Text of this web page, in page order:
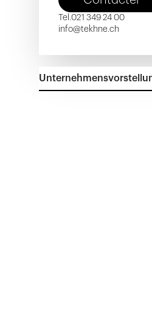
Tel.021 349 24 00
info@tekhne.ch